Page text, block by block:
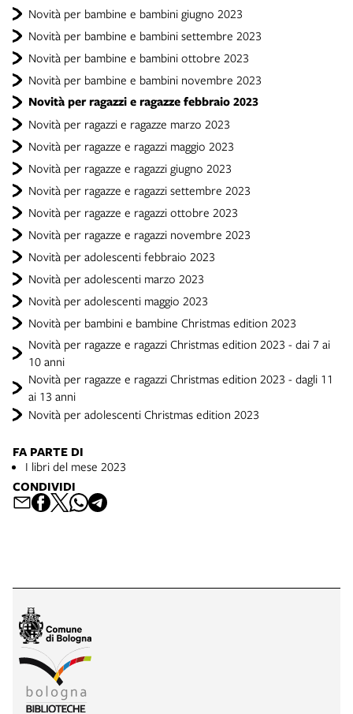
Novità per bambine e bambini giugno 2023
Novità per bambine e bambini settembre 2023
Novità per bambine e bambini ottobre 2023
Novità per bambine e bambini novembre 2023
Novità per ragazzi e ragazze febbraio 2023
Novità per ragazzi e ragazze marzo 2023
Novità per ragazze e ragazzi maggio 2023
Novità per ragazze e ragazzi giugno 2023
Novità per ragazze e ragazzi settembre 2023
Novità per ragazze e ragazzi ottobre 2023
Novità per ragazze e ragazzi novembre 2023
Novità per adolescenti febbraio 2023
Novità per adolescenti marzo 2023
Novità per adolescenti maggio 2023
Novità per bambini e bambine Christmas edition 2023
Novità per ragazze e ragazzi Christmas edition 2023 - dai 7 ai
10 anni
Novità per ragazze e ragazzi Christmas edition 2023 - dagli 11
ai 13 anni
Novità per adolescenti Christmas edition 2023
FA PARTE DI
I libri del mese 2023
CONDIVIDI